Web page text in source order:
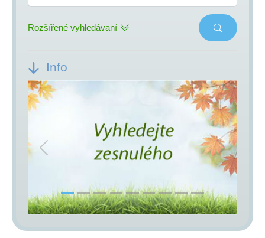
Rozšířené vyhledávaní
Info
Previous Next